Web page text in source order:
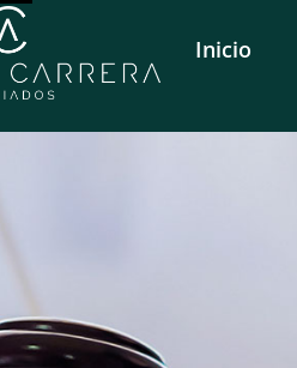
Inicio